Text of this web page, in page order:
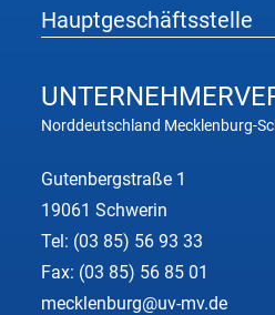
Hauptgeschäftsstelle
UNTERNEHMER
Norddeutschland Mecklenburg-
Gutenbergstraße 1
19061 Schwerin
Tel: (03 85) 56 93 33
Fax: (03 85) 56 85 01
mecklenburg@uv-mv.de